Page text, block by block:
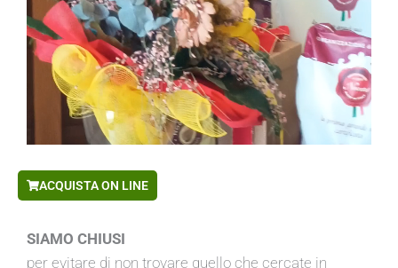
ACQUISTA ON LINE
SIAMO CHIUSI
per evitare di non trovare quello che cercate in